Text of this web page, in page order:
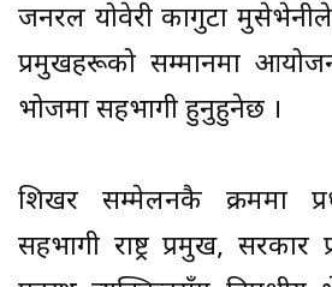
जनरल योवेरी कागुटा मुसेभेनीले
प्रमुखहरूको सम्मानमा
भोजमा सहभागी हुनुहुनेछ ।
शिखर सम्मेलनकै क्रममा
सहभागी राष्ट्र प्रमुख,